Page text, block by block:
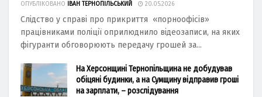
ОПУБЛІКОВАНО ІВАН ТЕРНОПІЛЬСЬКИЙ 20.05.2026
Слідство у справі про прикриття «порноофісів»
працівниками поліції оприлюднило відеозаписи, на яких
фігуранти обговорюють передачу грошей за...
На Херсонщині Тернопільщина не добудував
обіцяні будинки, а на Сумщину відправив гроші
на зарплати, – розслідування